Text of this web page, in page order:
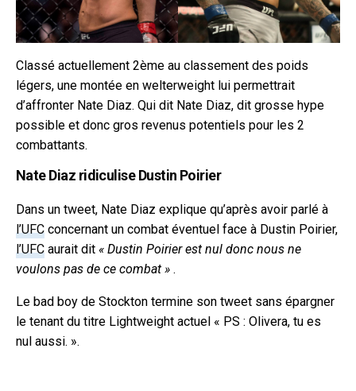
Classé actuellement 2ème au classement des poids
légers, une montée en welterweight lui permettrait
d’affronter Nate Diaz. Qui dit Nate Diaz, dit grosse hype
possible et donc gros revenus potentiels pour les 2
combattants.
Nate Diaz ridiculise Dustin Poirier
Dans un tweet, Nate Diaz explique qu’après avoir parlé à
l’UFC concernant un combat éventuel face à Dustin Poirier,
l’UFC aurait dit« Dustin Poirier est nul donc nous ne
voulons pas de ce combat » .
Le bad boy de Stockton termine son tweet sans épargner
le tenant du titre Lightweight actuel « PS : Olivera, tu es
nul aussi. ».